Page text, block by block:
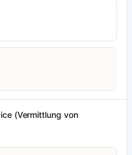
(Vermittlung von